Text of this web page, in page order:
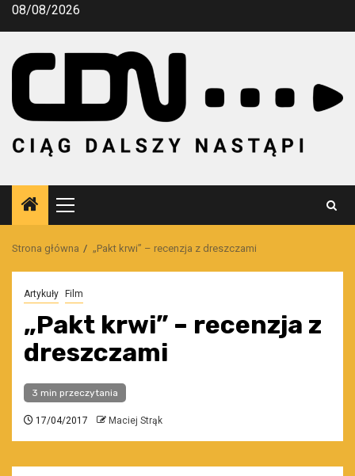
Przejdź
08/08/2026
Menu
główne
Strona główna „Pakt krwi” – recenzja z dreszczami
Artykuły Film
„Pakt krwi” – recenzja z
dreszczami
3 min przeczytania
17/04/2017 Maciej Strąk